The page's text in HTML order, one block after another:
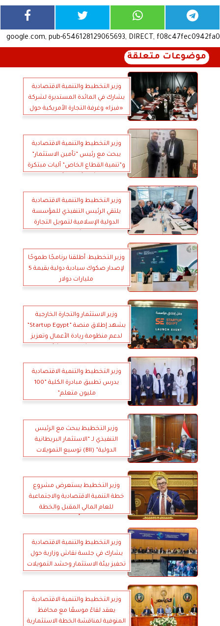
google.com, pub-6546128129065693, DIRECT, f08c47fec0942fa0
موضوعات متعلقة
وزير التخطيط والتنمية الاقتصادية
يشارك في المائدة المستديرة لشركة
«فيزا» وغرفة التجارة الأمريكية حول
وزير التخطيط والتنمية الاقتصادية
يبحث مع رئيس ”تأمين الاستثمار”
و”تنمية القطاع الخاص” آليات مبتكرة
وزير التخطيط والتنمية الاقتصادية
يلتقي الرئيس التنفيذي للمؤسسة
الدولية الإسلامية لتمويل التجارة
وزير التخطيط: أطلقنا برنامجًا طموحًا
لإصدار صكوك سيادية دولية بقيمة 5
مليارات دولار
وزير الاستثمار والتجارة الخارجية
يشهد إطلاق منصة ”Startup Egypt”
لدعم منظومة ريادة الأعمال وتعزيز
وزير التخطيط والتنمية الاقتصادية
يدرس تطبيق مبادرة الكلية ”100
مليون متعلم”
وزير التخطيط يبحث مع الرئيس
التنفيذي لـ ”الاستثمار البريطانية
الدولية” (BII) توسيع التمويلات
وزير التخطيط يستعرض مشروع
خطة التنمية الاقتصادية والاجتماعية
للعام المالي المقبل والخطة
وزير التخطيط والتنمية الاقتصادية
يشارك في جلسة نقاش وزارية حول
تحفيز بيئة الاستثمار وحشد التمويلات
وزير التخطيط والتنمية الاقتصادية
يعقد لقاءً موسعًا مع محافظ
المنوفية لمناقشة الخطة الاستثمارية